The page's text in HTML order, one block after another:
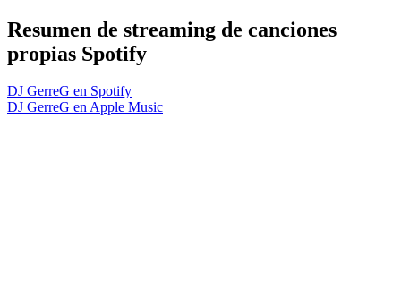
Resumen de streaming de canciones
propias Spotify
DJ GerreG en Spotify
DJ GerreG en Apple Music